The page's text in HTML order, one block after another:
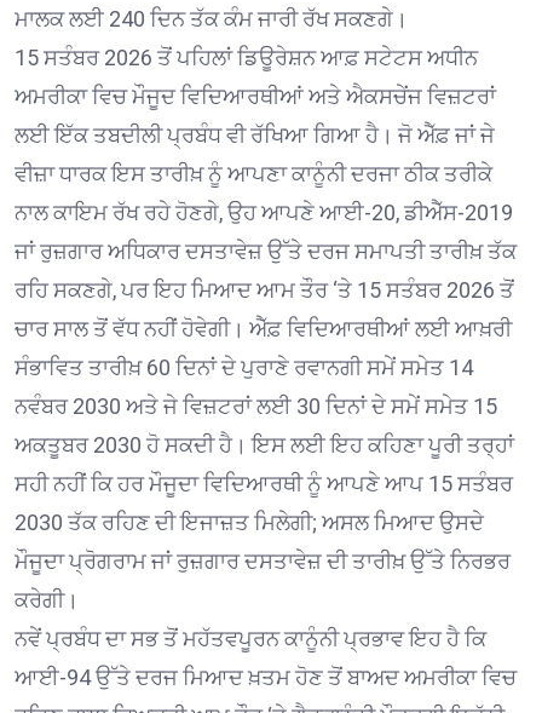
ਮਾਲਕ ਲਈ 240 ਦਿਨ ਤੱਕ ਕੰਮ ਜਾਰੀ ਰੱਖ ਸਕਣਗੇ।
15 ਸਤੰਬਰ 2026 ਤੋਂ ਪਹਿਲਾਂ ਡਿਊਰੇਸ਼ਨ ਆਫ਼ ਸਟੇਟਸ ਅਧੀਨ
ਅਮਰੀਕਾ ਵਿਚ ਮੌਜੂਦ ਵਿਦਿਆਰਥੀਆਂ ਅਤੇ ਐਕਸਚੇਂਜ ਵਿਜ਼ਟਰਾਂ
ਲਈ ਇੱਕ ਤਬਦੀਲੀ ਪ੍ਰਬੰਧ ਵੀ ਰੱਖਿਆ ਗਿਆ ਹੈ। ਜੋ ਐੱਫ਼ ਜਾਂ ਜੇ
ਵੀਜ਼ਾ ਧਾਰਕ ਇਸ ਤਾਰੀਖ਼ ਨੂੰ ਆਪਣਾ ਕਾਨੂੰਨੀ ਦਰਜਾ ਠੀਕ ਤਰੀਕੇ
ਨਾਲ ਕਾਇਮ ਰੱਖ ਰਹੇ ਹੋਣਗੇ, ਉਹ ਆਪਣੇ ਆਈ-20, ਡੀਐੱਸ-2019
ਜਾਂ ਰੁਜ਼ਗਾਰ ਅਧਿਕਾਰ ਦਸਤਾਵੇਜ਼ ਉੱਤੇ ਦਰਜ ਸਮਾਪਤੀ ਤਾਰੀਖ਼ ਤੱਕ
ਰਹਿ ਸਕਣਗੇ, ਪਰ ਇਹ ਮਿਆਦ ਆਮ ਤੌਰ ‘ਤੇ 15 ਸਤੰਬਰ 2026 ਤੋਂ
ਚਾਰ ਸਾਲ ਤੋਂ ਵੱਧ ਨਹੀਂ ਹੋਵੇਗੀ। ਐੱਫ਼ ਵਿਦਿਆਰਥੀਆਂ ਲਈ ਆਖ਼ਰੀ
ਸੰਭਾਵਿਤ ਤਾਰੀਖ਼ 60 ਦਿਨਾਂ ਦੇ ਪੁਰਾਣੇ ਰਵਾਨਗੀ ਸਮੇਂ ਸਮੇਤ 14
ਨਵੰਬਰ 2030 ਅਤੇ ਜੇ ਵਿਜ਼ਟਰਾਂ ਲਈ 30 ਦਿਨਾਂ ਦੇ ਸਮੇਂ ਸਮੇਤ 15
ਅਕਤੂਬਰ 2030 ਹੋ ਸਕਦੀ ਹੈ। ਇਸ ਲਈ ਇਹ ਕਹਿਣਾ ਪੂਰੀ ਤਰ੍ਹਾਂ
ਸਹੀ ਨਹੀਂ ਕਿ ਹਰ ਮੌਜੂਦਾ ਵਿਦਿਆਰਥੀ ਨੂੰ ਆਪਣੇ ਆਪ 15 ਸਤੰਬਰ
2030 ਤੱਕ ਰਹਿਣ ਦੀ ਇਜਾਜ਼ਤ ਮਿਲੇਗੀ; ਅਸਲ ਮਿਆਦ ਉਸਦੇ
ਮੌਜੂਦਾ ਪ੍ਰੋਗਰਾਮ ਜਾਂ ਰੁਜ਼ਗਾਰ ਦਸਤਾਵੇਜ਼ ਦੀ ਤਾਰੀਖ਼ ਉੱਤੇ ਨਿਰਭਰ
ਕਰੇਗੀ।
ਨਵੇਂ ਪ੍ਰਬੰਧ ਦਾ ਸਭ ਤੋਂ ਮਹੱਤਵਪੂਰਨ ਕਾਨੂੰਨੀ ਪ੍ਰਭਾਵ ਇਹ ਹੈ ਕਿ
ਆਈ-94 ਉੱਤੇ ਦਰਜ ਮਿਆਦ ਖ਼ਤਮ ਹੋਣ ਤੋਂ ਬਾਅਦ ਅਮਰੀਕਾ ਵਿਚ